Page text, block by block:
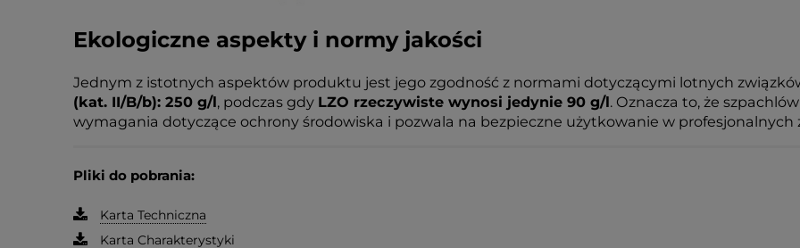
Ekologiczne aspekty i normy jakości
Jednym z istotnych aspektów produktu jest jego zgodność z normami dotyczącymi lotnych
(kat. II/B/b): 250 g/l, podczas gdy LZO rzeczywiste wynosi jedynie 90 g/l. Oznacza to, że
wymagania dotyczące ochrony środowiska i pozwala na bezpieczne użytkowanie w profesjonalnych
Pliki do pobrania:
Karta Techniczna
Karta Charakterystyki